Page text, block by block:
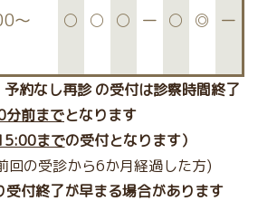
～
○ ○ ○ ー ○ ◎ ー
約なし再診 の受付は診察時間終了
分前までとなります
までの受付となります）
回の受診から6か月経過した方)
付終了が早まる場合があります